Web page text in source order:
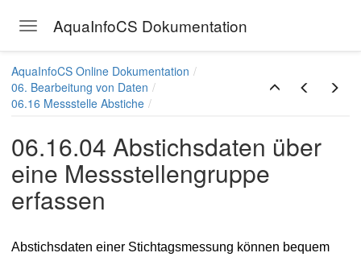
Toggle navigation
AquaInfoCS Dokumentation
AquaInfoCS Online Dokumentation
06. Bearbeitung von Daten
06.16 Messstelle Abstiche
06.16.04 Abstichsdaten über
eine Messstellengruppe
erfassen
Abstichsdaten einer Stichtagsmessung können bequem